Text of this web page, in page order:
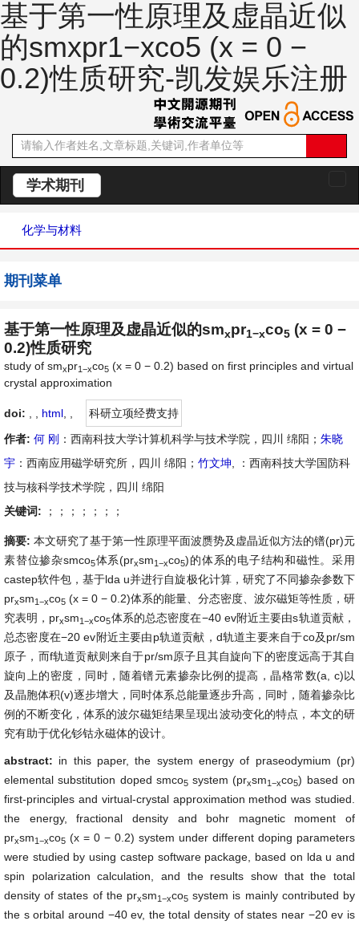
基于第一性原理及虚晶近似
的smxpr1−xco5 (x = 0 −
0.2)性质研究-凯发娱乐注册
学术期刊
换
化学与材料
期刊菜单
基于第一性原理及虚晶近似的smxpr1−xco5 (x = 0 −
0.2)性质研究
study of smxpr1−xco5 (x = 0 − 0.2) based on first principles and virtual
crystal approximation
doi: html
科研立项经费支持
作者: 何 刚 ：西南科技大学计算机科学与技术学院，四川 绵阳； 朱晓
宇 ：西南应用磁学研究所，四川 绵阳； 竹文坤 , ：西南科技大学国防科
技与核科学技术学院，四川 绵阳
关键词:
；；；；；；；
摘要: 本文研究了基于第一性原理平面波赝势及虚晶近似方法的镨(pr)元
素替位掺杂smco5体系(prxsm1−xco5)的体系的电子结构和磁性。采用
castep软件包，基于lda u并进行自旋极化计算，研究了不同掺杂参数下
prxsm1−xco5 (x = 0 − 0.2)体系的能量、分态密度、波尔磁矩等性质，研
究表明，prxsm1−xco5体系的总态密度在−40 ev附近主要由s轨道贡献，
总态密度在−20 ev附近主要由p轨道贡献，d轨道主要来自于co及pr/sm
原子，而f轨道贡献则来自于pr/sm原子且其自旋向下的密度远高于其自
旋向上的密度，同时，随着镨元素掺杂比例的提高，晶格常数(a, c)以
及晶胞体积(v)逐步增大，同时体系总能量逐步升高，同时，随着掺杂比
例的不断变化，体系的波尔磁矩结果呈现出波动变化的特点，本文的研
究有助于优化钐钴永磁体的设计。
abstract: in this paper, the system energy of praseodymium (pr)
elemental substitution doped smco5system (prxsm1−xco5) based on
first-principles and virtual-crystal approximation method was studied.
the energy, fractional density and bohr magnetic moment of
prxsm1−xco5 (x = 0 − 0.2) system under different doping parameters
were studied by using castep software package, based on lda u and
spin polarization calculation, and the results show that the total
density of states of the prxsm1−xco5 system is mainly contributed by
the s orbital around −40 ev, the total density of states near −20 ev is